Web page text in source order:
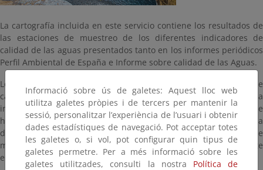
La cartografía incluida en este servicio contiene los resultados de
las estaciones de muestreo de los diferentes indicadores de
calidad de las aguas presentados tanto en los informes periódicos
Perfil Ambiental de España e Informe sobre calidad de las Aguas.
Los indicadores de calidad de las aguas subterráneas son de
carácter son de carácter físico químico. Para el cálculo de cada
indicador, por Demarcación Hidrográfica (en adelante (DDHH), se
ha calcula el porcentaje de estaciones que se encuentran en una
determinada categoría definida. La inclusión de las estaciones de
muestreo en cada categoría es la que se refleja geográficamente
en este servicio.
Informació sobre ús de galetes: Aquest lloc web
utilitza galetes pròpies i de tercers per mantenir la
sessió, personalitzar l’experiència de l’usuari i obtenir
dades estadístiques de navegació. Pot acceptar totes
les galetes o, si vol, pot configurar quin tipus de
galetes permetre. Per a més informació sobre les
galetes utilitzades, consulti la nostra Política de